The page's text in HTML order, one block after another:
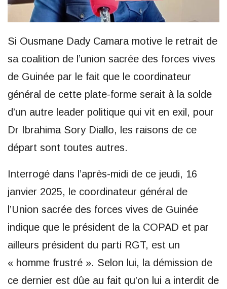
Si Ousmane Dady Camara motive le retrait de
sa coalition de l’union sacrée des forces vives
de Guinée par le fait que le coordinateur
général de cette plate-forme serait à la solde
d’un autre leader politique qui vit en exil, pour
Dr Ibrahima Sory Diallo, les raisons de ce
départ sont toutes autres.
Interrogé dans l’après-midi de ce jeudi, 16
janvier 2025, le coordinateur général de
l’Union sacrée des forces vives de Guinée
indique que le président de la COPAD et par
ailleurs président du parti RGT, est un
« homme frustré ». Selon lui, la démission de
ce dernier est dûe au fait qu’on lui a interdit de